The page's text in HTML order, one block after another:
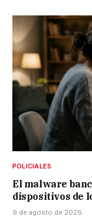
POLICIALES
El malware
dispositivos de
9 de agosto de 2026